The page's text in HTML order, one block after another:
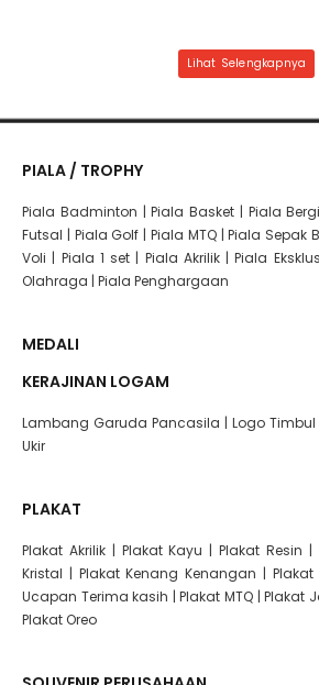
Lihat Selengkapnya
PIALA / TROPHY
Piala Badminton |Piala Basket | Piala
Futsal | Piala Golf |Piala MTQ|Piala Sepak
Voli | Piala 1 set | Piala Akrilik|Piala
Olahraga | Piala Penghargaan
MEDALI
KERAJINAN LOGAM
Lambang Garuda Pancasila | Logo Timbul
Ukir
PLAKAT
Plakat Akrilik| Plakat Kayu |Plakat Resin |
Kristal | Plakat Kenang Kenangan |
Ucapan Terima kasih |Plakat MTQ |Plakat
Plakat Oreo